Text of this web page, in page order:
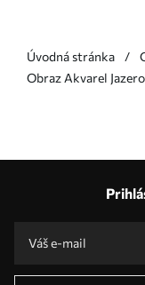
Úvodná stránka
Obraz Akvarel